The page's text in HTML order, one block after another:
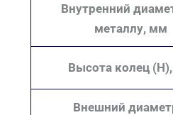
Внутренний
металлу, мм
Высота колец
Внешний